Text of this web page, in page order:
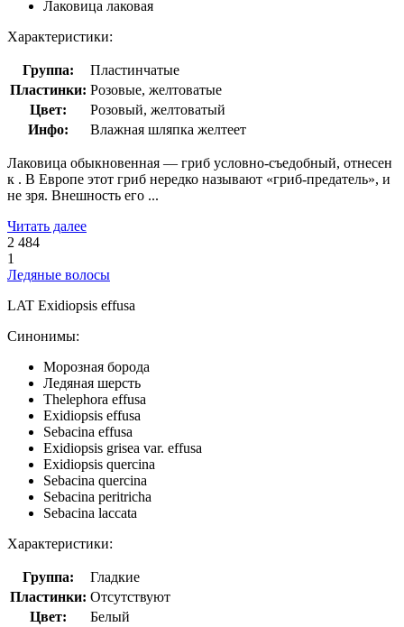
Лаковица лаковая
Характеристики:
Группа:
Пластинчатые
Пластинки: Розовые, желтоватые
Цвет:
Розовый, желтоватый
Инфо:
Влажная шляпка желтеет
Лаковица обыкновенная — гриб условно-съедобный, отнесен
к . В Европе этот гриб нередко называют «гриб-предатель», и
не зря. Внешность его ...
Читать далее
2 484
1
Ледяные волосы
LAT Exidiopsis effusa
Синонимы:
Морозная борода
Ледяная шерсть
Thelephora effusa
Exidiopsis effusa
Sebacina effusa
Exidiopsis grisea var. effusa
Exidiopsis quercina
Sebacina quercina
Sebacina peritricha
Sebacina laccata
Характеристики:
Группа:
Гладкие
Пластинки: Отсутствуют
Цвет:
Белый